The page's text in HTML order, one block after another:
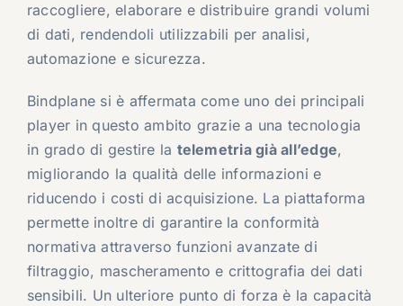
raccogliere, elaborare e distribuire grandi volumi
di dati, rendendoli utilizzabili per analisi,
automazione e sicurezza.
Bindplane si è affermata come uno dei principali
player in questo ambito grazie a una tecnologia
in grado di gestire la telemetria già all’edge,
migliorando la qualità delle informazioni e
riducendo i costi di acquisizione. La piattaforma
permette inoltre di garantire la conformità
normativa attraverso funzioni avanzate di
filtraggio, mascheramento e crittografia dei dati
sensibili. Un ulteriore punto di forza è la capacità